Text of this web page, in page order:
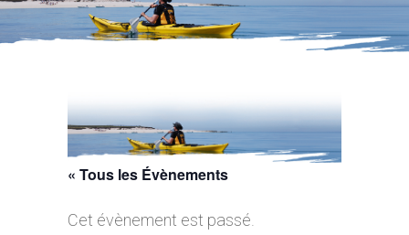
« Tous les Évènements
Cet évènement est passé.